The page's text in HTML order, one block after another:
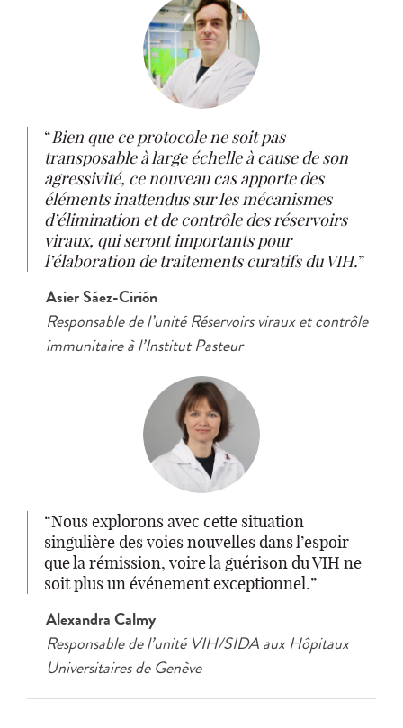
Bien que ce protocole ne soit pas
transposable à large échelle à cause de son
agressivité, ce nouveau cas apporte des
éléments inattendus sur les mécanismes
d’élimination et de contrôle des réservoirs
viraux, qui seront importants pour
l’élaboration de traitements curatifs du VIH.
Asier Sáez-Cirión
Responsable de l’unité Réservoirs viraux et contrôle
immunitaire à l’Institut Pasteur
Nous explorons avec cette situation
singulière des voies nouvelles dans l’espoir
que la rémission, voire la guérison du VIH ne
soit plus un événement exceptionnel.
Alexandra Calmy
Responsable de l’unité VIH/SIDA aux Hôpitaux
Universitaires de Genève